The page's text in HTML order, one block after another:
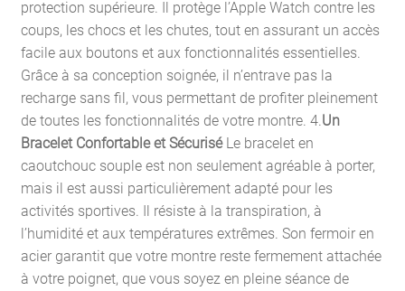
protection supérieure. Il protège l’Apple Watch contre les
coups, les chocs et les chutes, tout en assurant un accès
facile aux boutons et aux fonctionnalités essentielles.
Grâce à sa conception soignée, il n’entrave pas la
recharge sans fil, vous permettant de profiter pleinement
de toutes les fonctionnalités de votre montre. 4.Un
Bracelet Confortable et SécuriséLe bracelet en
caoutchouc souple est non seulement agréable à porter,
mais il est aussi particulièrement adapté pour les
activités sportives. Il résiste à la transpiration, à
l’humidité et aux températures extrêmes. Son fermoir en
acier garantit que votre montre reste fermement attachée
à votre poignet, que vous soyez en pleine séance de